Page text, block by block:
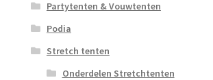
Partytenten & Vouwtenten
Podia
Stretch tenten
Onderdelen Stretchtenten